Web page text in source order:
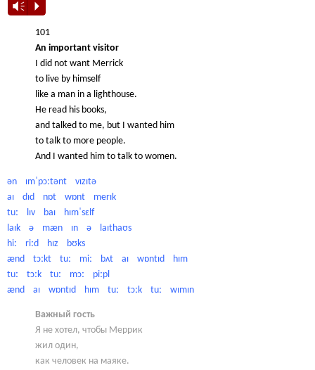
Vm P
101
An important visitor
I did not want Merrick
to live by himself
like a man in a lighthouse.
He read his books,
and talked to me, but I wanted him
to talk to more people.
And I wanted him to talk to women.
ən ɪmˈpɔːtənt vɪzɪtə
aɪ dɪd nɒt wɒnt merɪk
tuː lɪv baɪ hɪmˈsɛlf
laɪk ə mæn ɪn ə laɪthaʊs
hiː riːd hɪz bʊks
ænd tɔːkt tuː miː bʌt aɪ wɒntɪd hɪm
tuː tɔːk tuː mɔː piːpl
ænd aɪ wɒntɪd hɪm tuː tɔːk tuː wɪmɪn
Важный гость
Я не хотел, чтобы Меррик
жил один,
как человек на маяке.